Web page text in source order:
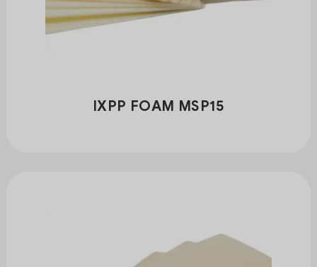
IXPP FOAM MSP15